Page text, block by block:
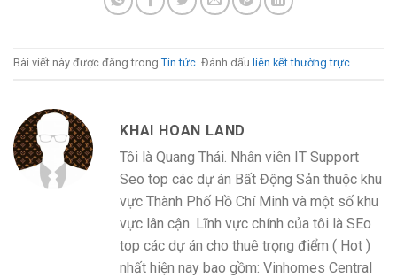
Bài viết này được đăng trong Tin tức. Đánh dấu liên kết thường trực.
KHAI HOAN LAND
Tôi là Quang Thái. Nhân viên IT Support
Seo top các dự án Bất Động Sản thuộc khu
vực Thành Phố Hồ Chí Minh và một số khu
vực lân cận. Lĩnh vực chính của tôi là SEo
top các dự án cho thuê trọng điểm ( Hot )
nhất hiện nay bao gồm: Vinhomes Central